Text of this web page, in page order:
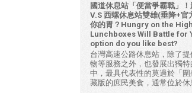
國道休息站「便當爭霸戰」
V.S 西螺休息站雙雄(垂降+官
你的胃？Hungry on the
Lunchboxes Will Battle for
option do you like best?
台灣高速公路休息站，除了
物等服務之外，也發展出獨
中，最具代表性的莫過於「
藏版的庶民美食，通常位於休